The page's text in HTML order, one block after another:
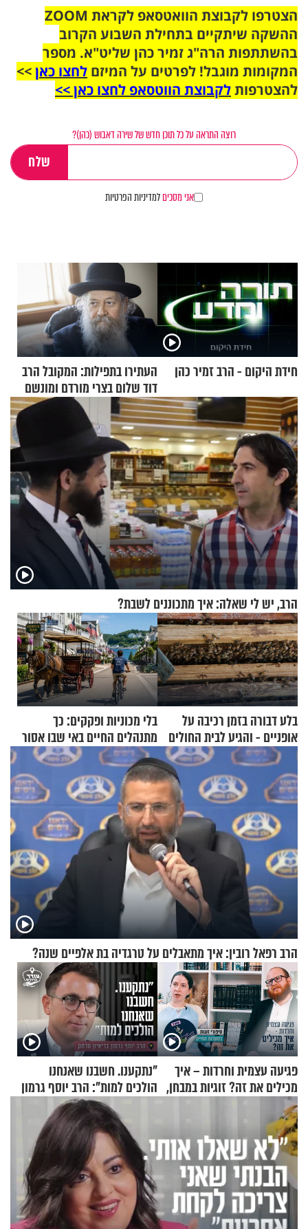
הצטרפו לקבוצת הוואטסאפ לקראת ZOOM
ההשקה שיתקיים בתחילת השבוע הקרוב
בהשתתפות הרה"ג זמיר כהן שליט"א. מספר
המקומות מוגבל! לפרטים על המיזם לחצו כאן>>
להצטרפותלקבוצת הווטסאפ לחצו כאן >>
רוצה התראה על כל תוכן חדש של שירה דאבוש (כהן)?
אני מסכיםלמדיניות הפרטיות
חידת היקום - הרב זמיר כהן
העתירו בתפילות: המקובל הרב
דוד שלום בצרי מורדם ומונשם
הרב, יש לי שאלה: איך מתכוננים לשבת?
בלע דבורה בזמן רכיבה על
אופניים - והגיע לבית החולים
במצב מסכן חיים
בלי מכוניות ופקקים: כך
מתנהלים החיים באי שבו אסור
לנהוג כבר יותר מ-120 שנה
הרב רפאל רובין: איך מתאבלים על טרגדיה בת אלפיים שנה?
פגיעה עצמית וחרדות – איך
מכילים את זה? זוגיות במבחן,
הפעם עם יהודית ואלתר כהן
"נתקענו. חשבנו שאנחנו
הולכים למות": הרב יוסף גרמון
בריאיון מרתק